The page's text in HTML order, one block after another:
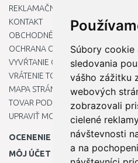
Súbory
sledovania
vášho zážitku
webových
zobrazovali
cielené
návštevnosti
a na
REKLAMAČNÝ PORIADOK
KONTAKT
OBCHODNÉ PODMIENKY
OCHRANA OSOBNÝCH ÚDAJOV
VYVŔTANIE OTVORU DO DREZU
VRÁTENIE TOVARU / REKLAMÁCIE
MAPA STRÁNOK
TOVAR PODĽA ZNAČIEK
UPRAVIŤ MOJE PREDVOĽBY
OCENENIE
MÔJ ÚČET